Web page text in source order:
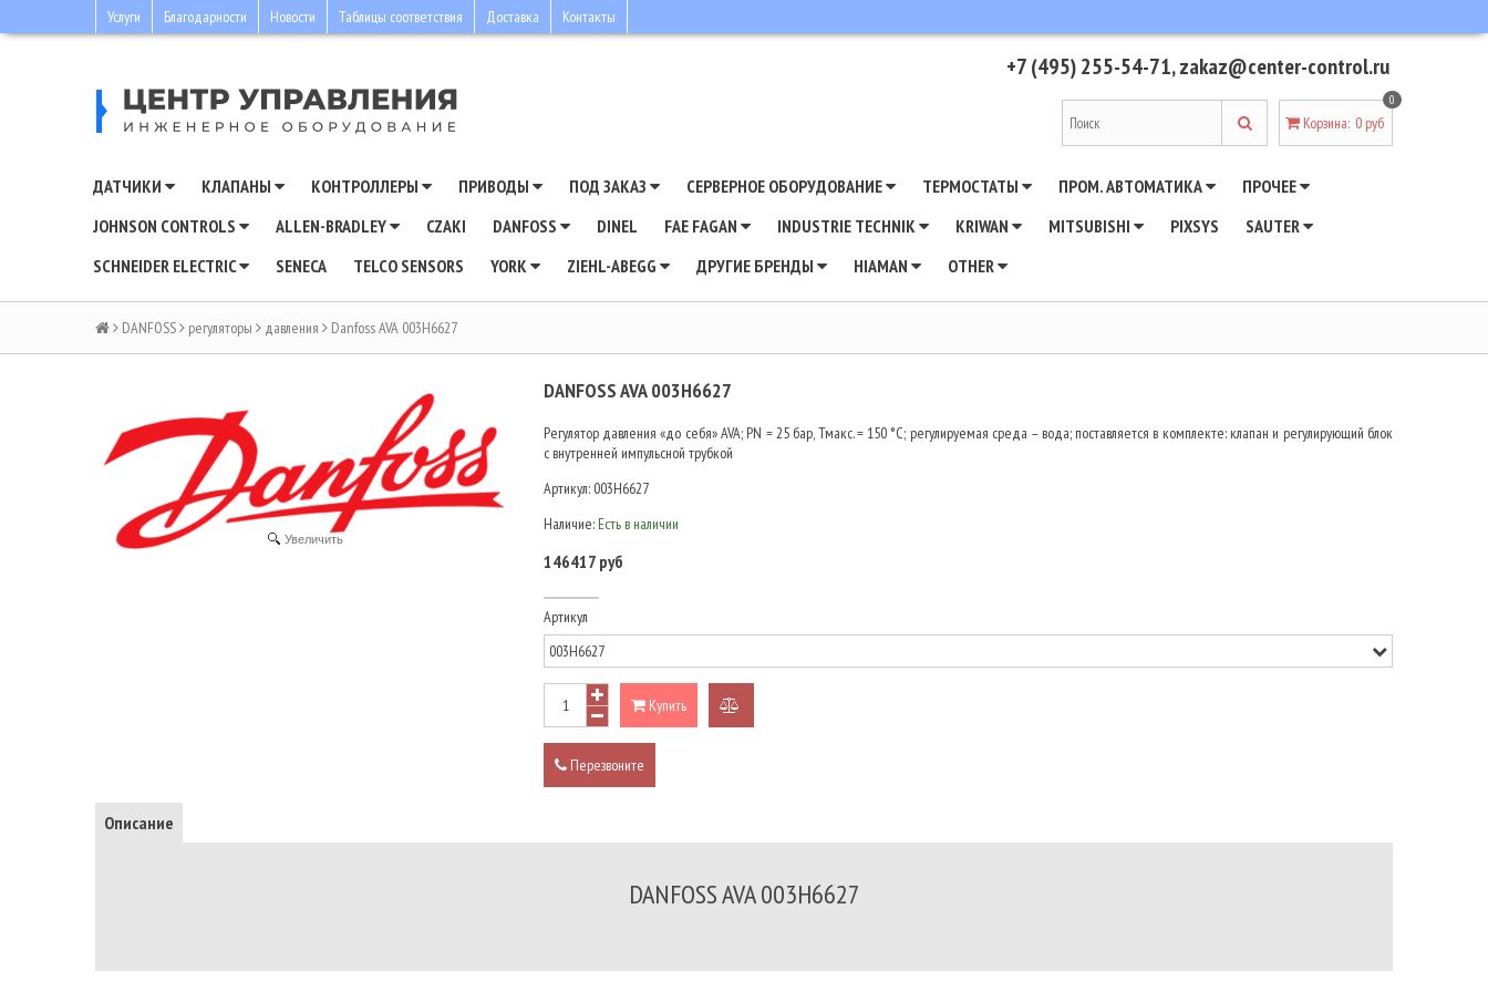
Услуги Благодарности Новости Таблицы соответствия Доставка Контакты
+7 (495) 255-54-71,zakaz@center-control.ru
Корзина:
0
0 руб
ДАТЧИКИ КЛАПАНЫ КОНТРОЛЛЕРЫ ПРИВОДЫ ПОД ЗАКАЗ СЕРВЕРНОЕ ОБОРУДОВАНИЕ ТЕРМОСТАТЫ ПРОМ. АВТОМАТИКА
ПРОЧЕЕ
JOHNSON CONTROLS
ALLEN-BRADLEY CZAKI DANFOSS DINEL FAE FAGAN INDUSTRIE TECHNIK KRIWAN MITSUBISHI PIXSYS
SAUTER
SCHNEIDER ELECTRIC
SENECA TELCO SENSORS YORK ZIEHL-ABEGG ДРУГИЕ БРЕНДЫ HIAMAN OTHER
DANFOSS регуляторы давления Danfoss AVA 003H6627
Увеличить
DANFOSS AVA 003H6627
Регулятор давления «до себя» AVA; PN = 25 бар, Тмакс. = 150 °С; регулируемая среда – вода; поставляется в комплекте: клапан и регулирующий блок
с внутренней импульсной трубкой
Артикул: 003H6627
Наличие: Есть в наличии
146417 руб
Артикул
Купить
Перезвоните
Описание
DANFOSS AVA 003H6627